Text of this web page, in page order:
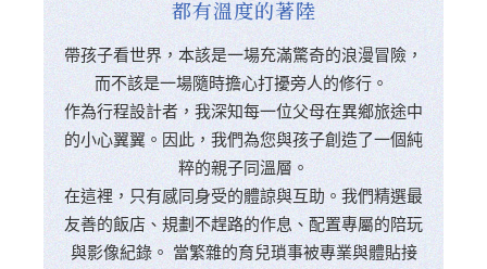
都有溫度的著陸
帶孩子看世界，本該是一場充滿驚奇的浪漫冒險，
而不該是一場隨時擔心打擾旁人的修行。
作為行程設計者，我深知每一位父母在異鄉旅途中
的小心翼翼。因此，我們為您與孩子創造了一個純
粹的親子同溫層。
在這裡，只有感同身受的體諒與互助。我們精選最
友善的飯店、規劃不趕路的作息、配置專屬的陪玩
與影像紀錄。 當繁雜的育兒瑣事被專業與體貼接